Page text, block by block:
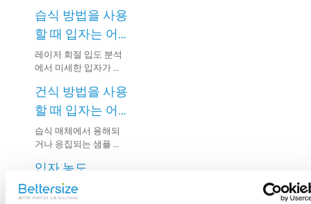
습식 방법을 사용
할 때 입자는 어
떻게 분산되나
요?
레이저 회절 입도 분석
에서 미세한 입자가 현
부정확한 결과가 발생
할 수 있습니다. 따라서
측정 전에 샘플을 완전
히 분산시키는 것이 중
요합니다.
건식 방법을 사용
할 때 입자는 어
떻게 분산되나
요?
습식 매체에서 용해되
거나 응집되는 샘플 또
플은 일반적으로 건식
방법을 사용하여 분석
할 수 있습니다.
입자 농도
(Obscuration)란